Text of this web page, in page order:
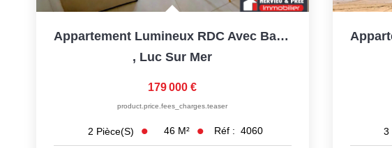
Appartement Lumineux RDC Avec Balcon - Résidence Clos Des...
, Luc Sur Mer
179 000 €
product.price.fees_charges.teaser
2 Pièce(s) 46 M² Réf : 4060 3